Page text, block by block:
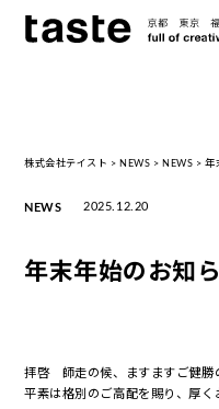
株式会社テイスト > NEWS > NEWS >年
NEWS 2025.12.20
年末年始のお知
拝啓 師走の候、ますますご健勝
平素は格別のご高配を賜り、厚く